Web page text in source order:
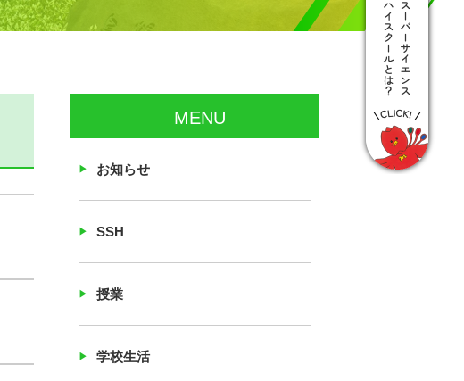
MENU
お知らせ
SSH
授業
学校生活